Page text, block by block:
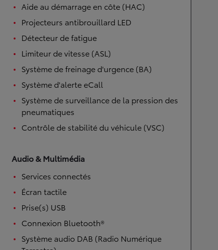
Aide au démarrage en côte (HAC)
Projecteurs antibrouillard LED
Détecteur de fatigue
Limiteur de vitesse (ASL)
Système de freinage d'urgence (BA)
Système d'alerte eCall
Système de surveillance de la pression des
pneumatiques
Contrôle de stabilité du véhicule (VSC)
Audio & Multimédia
Services connectés
Écran tactile
Prise(s) USB
Connexion Bluetooth®
Système audio DAB (Radio Numérique